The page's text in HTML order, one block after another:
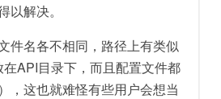
以解决。
名各不相同，路径上有类似
在API目录下，而且配置文件都
，这也就难怪有些用户会想当